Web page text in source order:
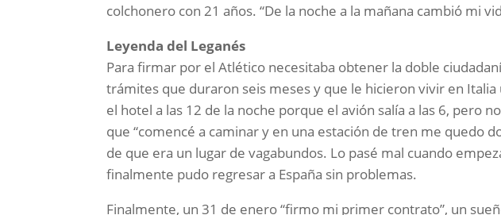
colchonero con 21 años. “De la noche a la mañana cambió mi
Leyenda del Leganés
Para firmar por el Atlético necesitaba obtener la doble
trámites que duraron seis meses y que le hicieron vivir en Italia
el hotel a las 12 de la noche porque el avión salía a las 6, pero
que “comencé a caminar y en una estación de tren me quedo
de que era un lugar de vagabundos. Lo pasé mal cuando
finalmente pudo regresar a España sin problemas.
Finalmente, un 31 de enero “firmo mi primer contrato”, un